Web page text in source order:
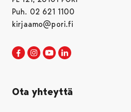
Puh. 02 621 1100
kirjaamo@pori.fi
Porin kaupunki Facebookissa
Avautuu uudessa välilehdessä
Porin kaupunki
Avautuu uudessa
Porin kaupunki
Avautuu uudessa
Ota yhteyttä